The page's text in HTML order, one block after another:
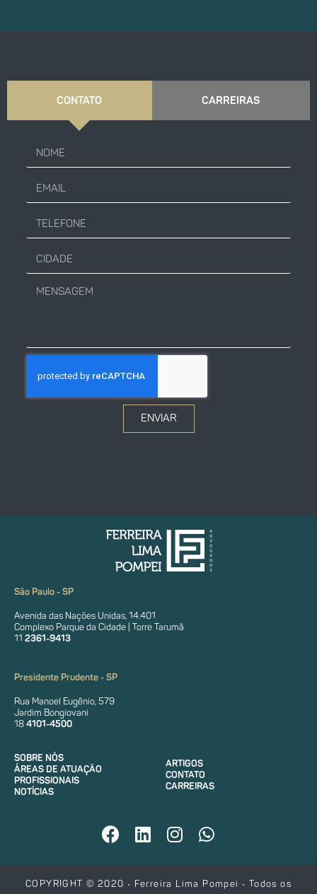
CONTATO CARREIRAS
ENVIAR
São Paulo - SP
Avenida das Nações Unidas, 14.401
Complexo Parque da Cidade | Torre Tarumã
11 2361-9413
Presidente Prudente - SP
Rua Manoel Eugênio, 579
Jardim Bongiovani
18 4101-4500
SOBRE NÓS
ÁREAS DE ATUAÇÃO
PROFISSIONAIS
NOTÍCIAS
ARTIGOS
CONTATO
CARREIRAS
COPYRIGHT © 2020 • Ferreira Lima Pompei • Todos os